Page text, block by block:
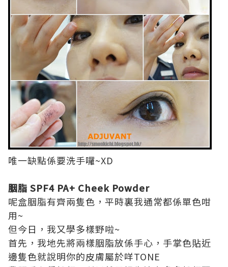
唯一缺點係要洗手囉~XD
胭脂 SPF4 PA+ Cheek Powder
呢盒胭脂有齊兩隻色，平時裏我通常都係單色咁
用~
但今日，我又學多樣野啦~
首先，我地先將兩樣胭脂放係手心，手掌色貼近
邊隻色就說明你的皮膚屬於咩TONE